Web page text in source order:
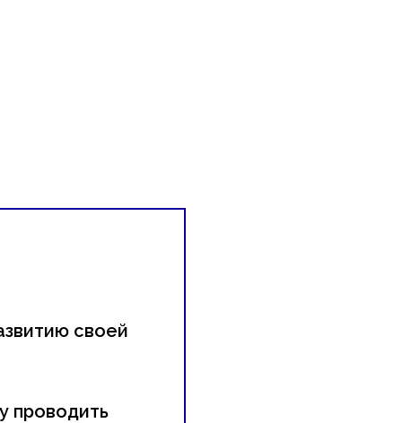
своей
проводить